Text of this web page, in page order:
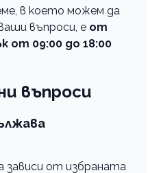
в което можем да
въпроси, е от
от 09:00 до 18:00
въпроси
от избраната